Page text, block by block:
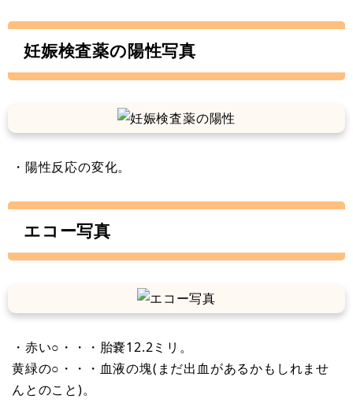
妊娠検査薬の陽性写真
・陽性反応の変化。
エコー写真
・赤い○・・・胎嚢12.2ミリ。
黄緑の○・・・血液の塊(まだ出血があるかもしれませ
んとのこと)。